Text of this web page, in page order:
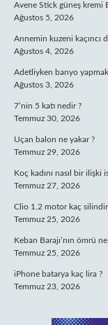
Avene Stick güneş kremi
Ağustos 5, 2026
Annemin kuzeni kaçıncı
Ağustos 4, 2026
Adetliyken banyo
Ağustos 3, 2026
7’nin 5 katı nedir ?
Temmuz 30, 2026
Uçan balon ne yakar ?
Temmuz 29, 2026
Koç kadını nasıl bir ilişki
Temmuz 27, 2026
Clio 1.2 motor kaç silindir
Temmuz 25, 2026
Keban Barajı’nın ömrü
Temmuz 25, 2026
iPhone batarya kaç lira ?
Temmuz 23, 2026